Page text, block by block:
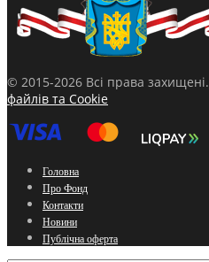
© 2015-2026 Всі права захищені.
файлів та Cookie
Головна
Про Фонд
Контакти
Новини
Публічна оферта